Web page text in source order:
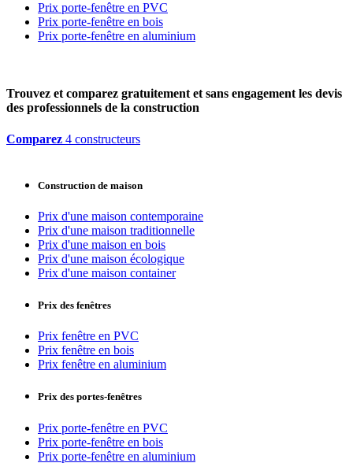
Prix porte-fenêtre en PVC
Prix porte-fenêtre en bois
Prix porte-fenêtre en aluminium
Trouvez et comparez gratuitement et sans engagement les devis
des professionnels de la construction
Comparez 4 constructeurs
Construction de maison
Prix d'une maison contemporaine
Prix d'une maison traditionnelle
Prix d'une maison en bois
Prix d'une maison écologique
Prix d'une maison container
Prix des fenêtres
Prix fenêtre en PVC
Prix fenêtre en bois
Prix fenêtre en aluminium
Prix des portes-fenêtres
Prix porte-fenêtre en PVC
Prix porte-fenêtre en bois
Prix porte-fenêtre en aluminium